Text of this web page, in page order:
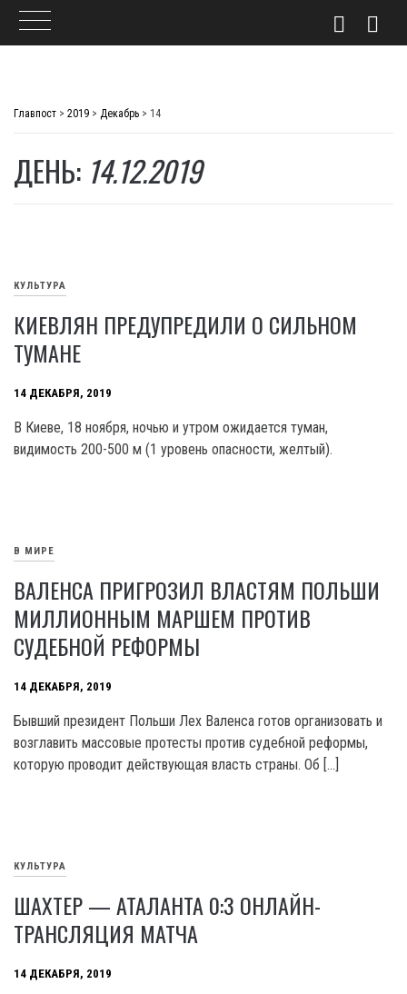
Главпост > 2019 > Декабрь > 14
ДЕНЬ: 14.12.2019
КУЛЬТУРА
КИЕВЛЯН ПРЕДУПРЕДИЛИ О СИЛЬНОМ
ТУМАНЕ
14 ДЕКАБРЯ, 2019
В Киеве, 18 ноября, ночью и утром ожидается туман,
видимость 200-500 м (1 уровень опасности, желтый).
В МИРЕ
ВАЛЕНСА ПРИГРОЗИЛ ВЛАСТЯМ ПОЛЬШИ
МИЛЛИОННЫМ МАРШЕМ ПРОТИВ
СУДЕБНОЙ РЕФОРМЫ
14 ДЕКАБРЯ, 2019
Бывший президент Польши Лех Валенса готов организовать и
возглавить массовые протесты против судебной реформы,
которую проводит действующая власть страны. Об […]
КУЛЬТУРА
ШАХТЕР — АТАЛАНТА 0:3 ОНЛАЙН-
ТРАНСЛЯЦИЯ МАТЧА
14 ДЕКАБРЯ, 2019